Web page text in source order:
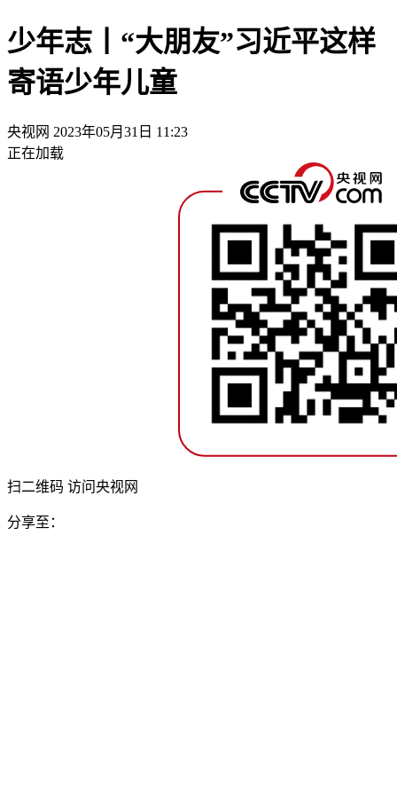
少年志丨“大朋友”习近平这样
寄语少年儿童
央视网 2023年05月31日 11:23
正在加载
扫二维码 访问央视网
分享至：